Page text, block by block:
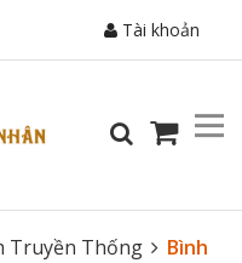
Tài khoản
Truyền Thống
Bình